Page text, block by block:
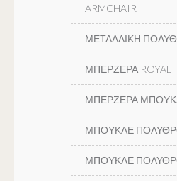
ARMCHAIR
ΜΕΤΑΛΛΙΚΗ
ΜΠΕΡΖΕΡΑ ROYAL
ΜΠΕΡΖΕΡΑ
ΜΠΟΥΚΛΕ
ΜΠΟΥΚΛΕ